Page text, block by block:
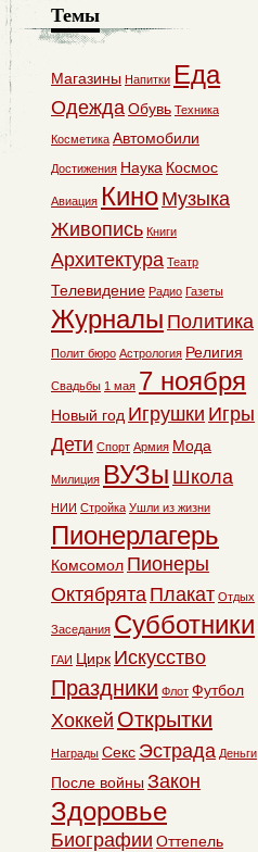
Темы
Магазины Напитки Еда
ОдеждаОбувь Техника
Косметика Автомобили
Достижения Наука Космос
Авиация Кино Музыка
Живопись Книги
Архитектура Театр
Телевидение Радио Газеты
Журналы Политика
Полит бюро Астрология Религия
Свадьбы 1 мая 7 ноября
Новый год Игрушки Игры
Дети Спорт Армия Мода
Милиция ВУЗы Школа
НИИ Стройка Ушли из жизни
Пионерлагерь
Комсомол Пионеры
Октябрята Плакат Отдых
Заседания Субботники
ГАИ Цирк Искусство
Праздники Флот Футбол
Хоккей Открытки
Награды Секс Эстрада Деньги
После войны Закон
Здоровье
Биографии Оттепель